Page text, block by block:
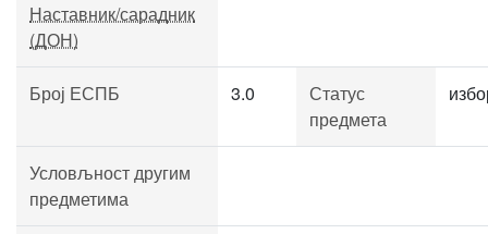
Наставник/сарадник
(ДОН)
Број ЕСПБ 3.0
Статус
предмета
Условљност другим
предметима